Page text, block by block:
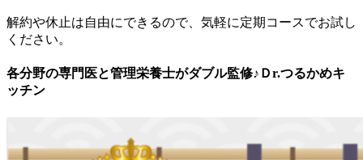
解約や休止は自由にできるので、気軽に定期コースでお試し
ください。
各分野の専門医と管理栄養士がダブル監修♪Ｄr.つるかめキ
ッチン